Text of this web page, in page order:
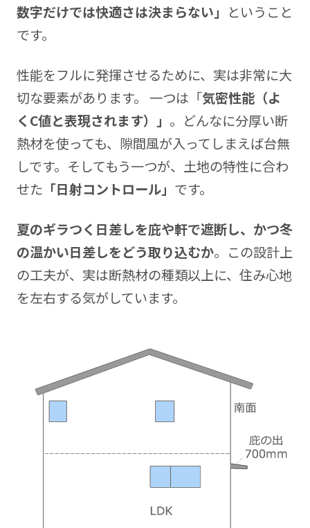
数字だけでは快適さは決まらない」 ということ
です。
性能をフルに発揮させるために、実は非常に大
切な要素があります。 一つは「気密性能（よ
くC値と表現されます）」 。どんなに分厚い断
熱材を使っても、隙間風が入ってしまえば台無
しです。そしてもう一つが、土地の特性に合わ
せた 「日射コントロール」 です。
夏のギラつく日差しを庇や軒で遮断し、かつ冬
の温かい日差しをどう取り込むか。この設計上
の工夫が、実は断熱材の種類以上に、住み心地
を左右する気がしています。